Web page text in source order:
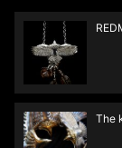
The